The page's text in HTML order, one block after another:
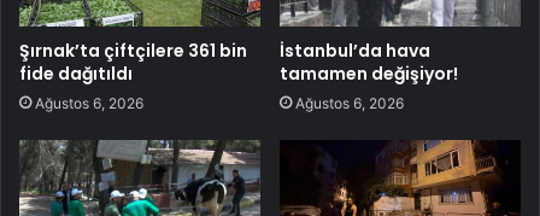
Şırnak’ta çiftçilere 361 bin
fide dağıtıldı
Ağustos 6, 2026
İstanbul’da hava
tamamen değişiyor!
Ağustos 6, 2026